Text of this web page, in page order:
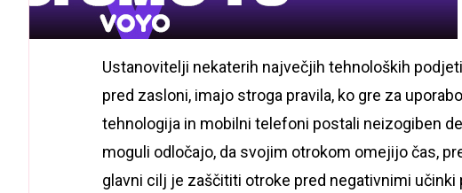
Ustanovitelji nekaterih največjih tehnoloških
pred zasloni, imajo stroga pravila, ko gre za
tehnologija in mobilni telefoni postali neizogiben
moguli odločajo, da svojim otrokom omejijo čas,
glavni cilj je zaščititi otroke pred negativnimi